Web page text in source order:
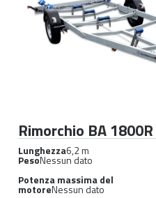
Rimorchio BA 1800R
Lunghezza6,2 m
PesoNessun dato
Potenza massima del
motoreNessun dato